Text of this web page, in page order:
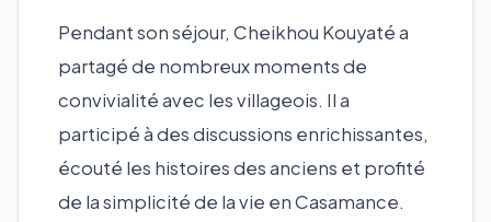
Pendant son séjour, Cheikhou Kouyaté a
partagé de nombreux moments de
convivialité avec les villageois. Il a
participé à des discussions enrichissantes,
écouté les histoires des anciens et profité
de la simplicité de la vie en Casamance.